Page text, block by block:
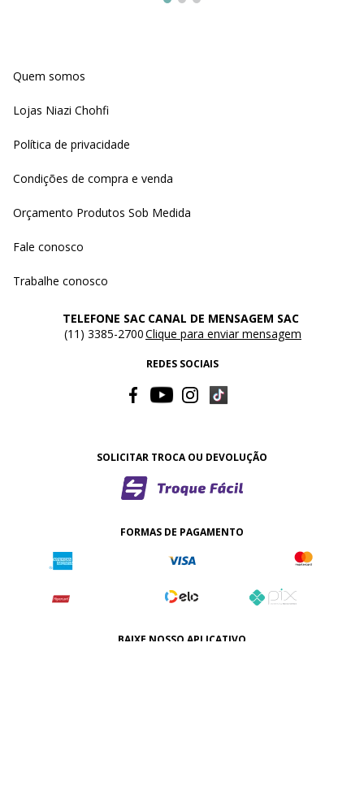
Quem somos
Lojas Niazi Chohfi
Política de privacidade
Condições de compra e venda
Orçamento Produtos Sob Medida
Fale conosco
Trabalhe conosco
TELEFONE SAC
(11) 3385-2700
CANAL DE MENSAGEM SAC
Clique para enviar mensagem
REDES SOCIAIS
SOLICITAR TROCA OU DEVOLUÇÃO
FORMAS DE PAGAMENTO
BAIXE NOSSO APLICATIVO